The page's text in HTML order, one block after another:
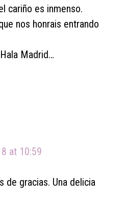
cariño es inmenso.
nos honrais entrando
Madrid…
at 10:59
de gracias. Una delicia